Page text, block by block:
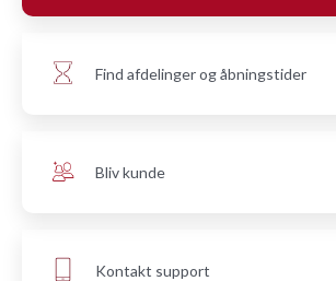
Find afdelinger og åbningstider
Bliv kunde
Kontakt support